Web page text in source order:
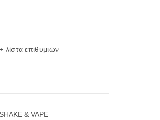
(Flavour Shots) ποσότητα
λίστα επιθυμιών
SHAKE & VAPE